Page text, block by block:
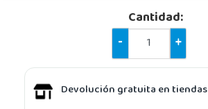
Cantidad:
-
+
Devolución gratuita en tiendas